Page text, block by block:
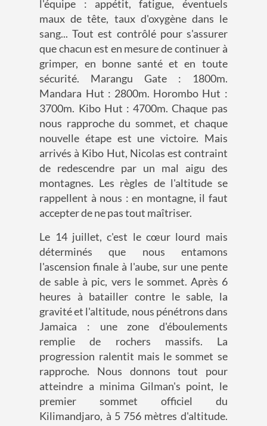
l'équipe : appétit, fatigue, éventuels
maux de tête, taux d'oxygène dans le
sang... Tout est contrôlé pour s'assurer
que chacun est en mesure de continuer à
grimper, en bonne santé et en toute
sécurité. Marangu Gate : 1800m.
Mandara Hut : 2800m. Horombo Hut :
3700m. Kibo Hut : 4700m. Chaque pas
nous rapproche du sommet, et chaque
nouvelle étape est une victoire. Mais
arrivés à Kibo Hut, Nicolas est contraint
de redescendre par un mal aigu des
montagnes. Les règles de l'altitude se
rappellent à nous : en montagne, il faut
accepter de ne pas tout maîtriser.
Le 14 juillet, c'est le cœur lourd mais
déterminés que nous entamons
l'ascension finale à l'aube, sur une pente
de sable à pic, vers le sommet. Après 6
heures à batailler contre le sable, la
gravité et l'altitude, nous pénétrons dans
Jamaica : une zone d'éboulements
remplie de rochers massifs. La
progression ralentit mais le sommet se
rapproche. Nous donnons tout pour
atteindre a minima Gilman's point, le
premier sommet officiel du
Kilimandjaro, à 5 756 mètres d'altitude.